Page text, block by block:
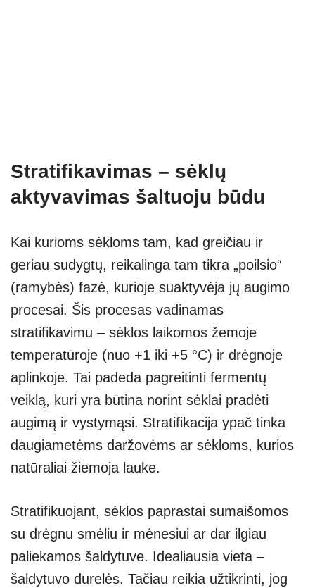
Stratifikavimas – sėklų
aktyvavimas šaltuoju būdu
Kai kurioms sėkloms tam, kad greičiau ir
geriau sudygtų, reikalinga tam tikra „poilsio“
(ramybės) fazė, kurioje suaktyvėja jų augimo
procesai. Šis procesas vadinamas
stratifikavimu – sėklos laikomos žemoje
temperatūroje (nuo +1 iki +5 °C) ir drėgnoje
aplinkoje. Tai padeda pagreitinti fermentų
veiklą, kuri yra būtina norint sėklai pradėti
augimą ir vystymąsi. Stratifikacija ypač tinka
daugiametėms daržovėms ar sėkloms, kurios
natūraliai žiemoja lauke.
Stratifikuojant, sėklos paprastai sumaišomos
su drėgnu smėliu ir mėnesiui ar dar ilgiau
paliekamos šaldytuve. Idealiausia vieta –
šaldytuvo durelės. Tačiau reikia užtikrinti, jog